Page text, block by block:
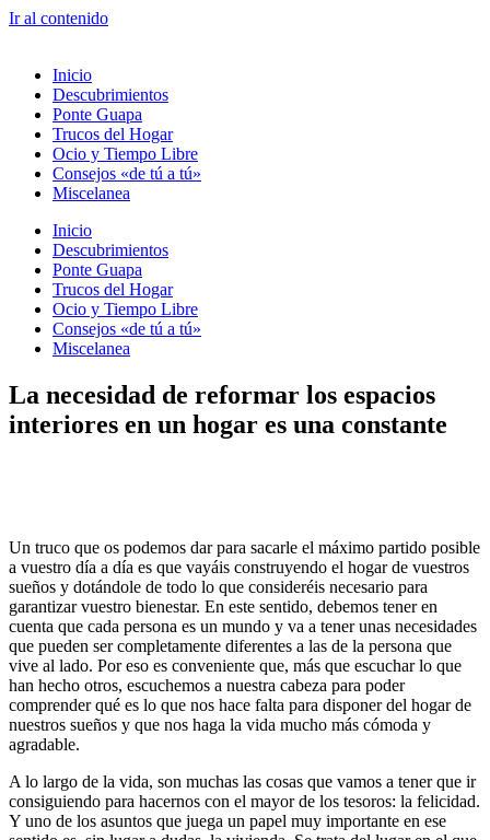
Ir al contenido
Inicio
Descubrimientos
Ponte Guapa
Trucos del Hogar
Ocio y Tiempo Libre
Consejos «de tú a tú»
Miscelanea
Inicio
Descubrimientos
Ponte Guapa
Trucos del Hogar
Ocio y Tiempo Libre
Consejos «de tú a tú»
Miscelanea
La necesidad de reformar los espacios
interiores en un hogar es una constante
Un truco que os podemos dar para sacarle el máximo partido posible
a vuestro día a día es que vayáis construyendo el hogar de vuestros
sueños y dotándole de todo lo que consideréis necesario para
garantizar vuestro bienestar. En este sentido, debemos tener en
cuenta que cada persona es un mundo y va a tener unas necesidades
que pueden ser completamente diferentes a las de la persona que
vive al lado. Por eso es conveniente que, más que escuchar lo que
han hecho otros, escuchemos a nuestra cabeza para poder
comprender qué es lo que nos hace falta para disponer del hogar de
nuestros sueños y que nos haga la vida mucho más cómoda y
agradable.
A lo largo de la vida, son muchas las cosas que vamos a tener que ir
consiguiendo para hacernos con el mayor de los tesoros: la felicidad.
Y uno de los asuntos que juega un papel muy importante en ese